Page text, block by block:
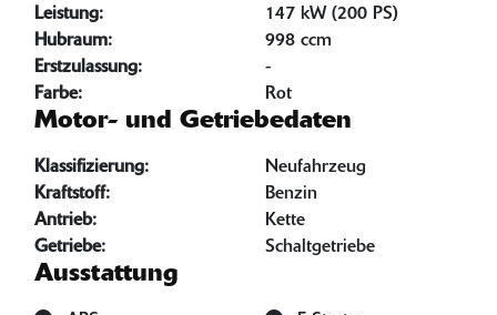
Leistung:
147 kW (200 PS)
Hubraum:
998 ccm
Erstzulassung:
-
Farbe:
Rot
Motor- und Getriebedaten
Klassifizierung:
Neufahrzeug
Kraftstoff:
Benzin
Antrieb:
Kette
Getriebe:
Schaltgetriebe
Ausstattung